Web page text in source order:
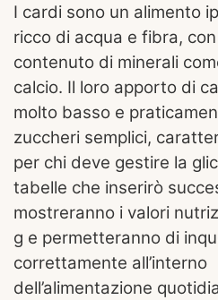
I cardi sono un alimento
ricco di acqua e fibra,
contenuto di minerali
calcio. Il loro apporto di
molto basso e
zuccheri semplici,
per chi deve gestire la
tabelle che inserirò
mostreranno i valori
g e permetteranno di
correttamente all’interno
dell’alimentazione